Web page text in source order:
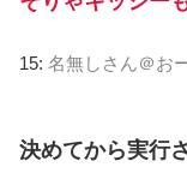
15: 名無しさん＠お
決めてから実行